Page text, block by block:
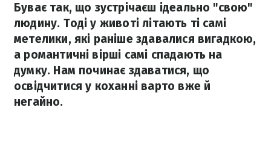
Буває так, що зустрічаєш ідеально "свою"
людину. Тоді у животі літають ті самі
метелики, які раніше здавалися вигадкою,
а романтичні вірші самі спадають на
думку. Нам починає здаватися, що
освідчитися у коханні варто вже й
негайно.